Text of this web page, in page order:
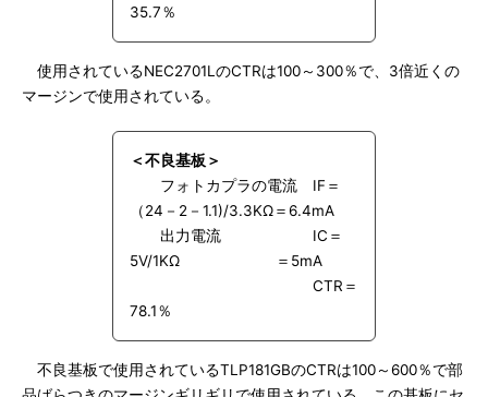
35.7％
使用されているNEC2701LのCTRは100～300％で、3倍近くの
マージンで使用されている。
＜不良基板＞
フォトカプラの電流 IF＝
（24－2－1.1)/3.3KΩ＝6.4mA
出力電流 IC＝
5V/1KΩ ＝5mA
CTR＝
78.1％
不良基板で使用されているTLP181GBのCTRは100～600％で部